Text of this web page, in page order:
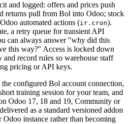
and logged: offers and prices push
returns pull from Bol into Odoo; stock
automated actions (ir.cron).
a retry queue for transient API
can always answer "why did this
this way?" Access is locked down
and record rules so warehouse staff
pricing or API keys.
configured Bol account connection,
training session for your team, and
Odoo 17, 18 and 19, Community or
as a standard versioned addon
instance rather than becoming